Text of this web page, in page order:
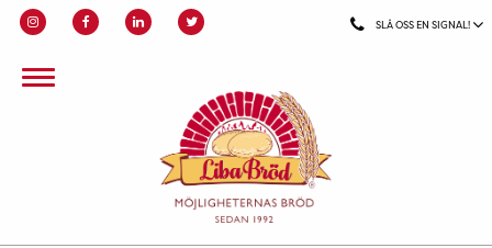
SLÅ OSS EN SIGNAL!